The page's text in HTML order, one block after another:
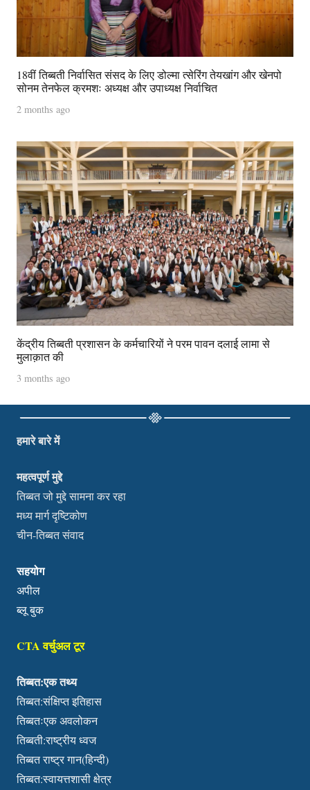
18वीं तिब्बती निर्वासित संसद के लिए डोल्मा त्सेरिंग तेयखांग और खेनपो
सोनम तेनफेल क्रमशः अध्यक्ष और उपाध्यक्ष निर्वाचित
2 months ago
केंद्रीय तिब्बती प्रशासन के कर्मचारियों ने परम पावन दलाई लामा से
मुलाक़ात की
3 months ago
हमारे बारे में
महत्वपूर्ण मुद्दे
तिब्बत जो मुद्दे सामना कर रहा
मध्य मार्ग दृष्टिकोण
चीन-तिब्बत संवाद
सहयोग
अपील
ब्लू बुक
CTA वर्चुअल टूर
तिब्बत:एक तथ्य
तिब्बत:संक्षिप्त इतिहास
तिब्बतःएक अवलोकन
तिब्बती:राष्ट्रीय ध्वज
तिब्बत राष्ट्र गान(हिन्दी)
तिब्बत:स्वायत्तशासी क्षेत्र